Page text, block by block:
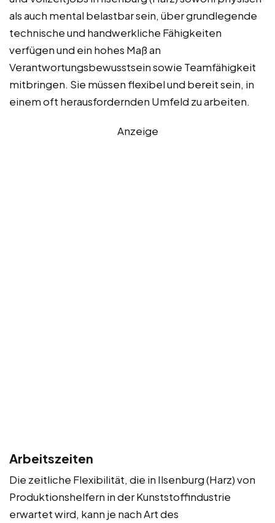
als auch mental belastbar sein, über grundlegende
technische und handwerkliche Fähigkeiten
verfügen und ein hohes Maß an
Verantwortungsbewusstsein sowie Teamfähigkeit
mitbringen. Sie müssen flexibel und bereit sein, in
einem oft herausfordernden Umfeld zu arbeiten.
Anzeige
Arbeitszeiten
Die zeitliche Flexibilität, die in Ilsenburg (Harz) von
Produktionshelfern in der Kunststoffindustrie
erwartet wird, kann je nach Art des